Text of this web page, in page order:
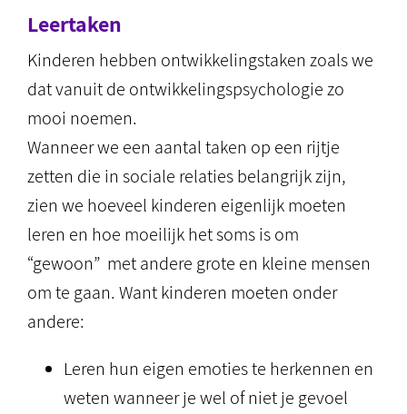
Leertaken
Kinderen hebben ontwikkelingstaken zoals we
dat vanuit de ontwikkelingspsychologie zo
mooi noemen.
Wanneer we een aantal taken op een rijtje
zetten die in sociale relaties belangrijk zijn,
zien we hoeveel kinderen eigenlijk moeten
leren en hoe moeilijk het soms is om
“gewoon” met andere grote en kleine mensen
om te gaan. Want kinderen moeten onder
andere:
Leren hun eigen emoties te herkennen en
weten wanneer je wel of niet je gevoel